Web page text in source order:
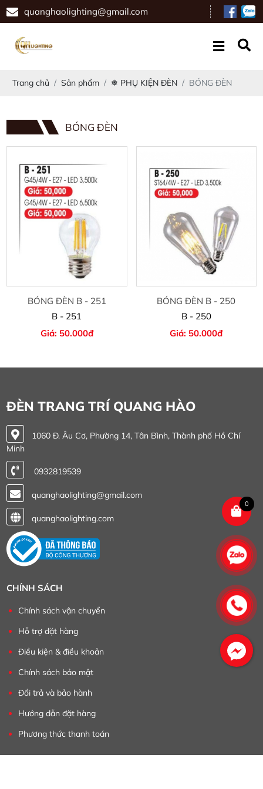
quanghaolighting@gmail.com
Trang chủ Sản phẩm ❅ PHỤ KIỆN ĐÈN BÓNG ĐÈN
BÓNG ĐÈN
BÓNG ĐÈN B - 251
B - 251
Giá: 50.000đ
BÓNG ĐÈN B - 250
B - 250
Giá: 50.000đ
ĐÈN TRANG TRÍ QUANG HÀO
1060 Đ. Âu Cơ, Phường 14, Tân Bình, Thành phố Hồ Chí
Minh
0932819539
quanghaolighting@gmail.com
quanghaolighting.com
CHÍNH SÁCH
Chính sách vận chuyển
Hỗ trợ đặt hàng
Điều kiện & điều khoản
Chính sách bảo mật
Đổi trả và bảo hành
Hướng dẫn đặt hàng
Phương thức thanh toán
0